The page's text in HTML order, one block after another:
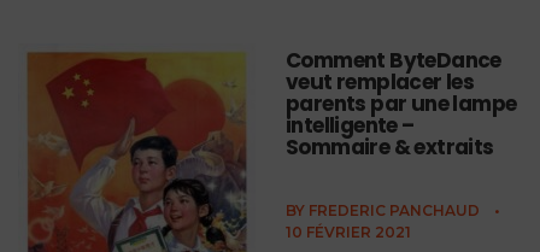
Comment ByteDance
veut remplacer les
parents par une lampe
intelligente –
Sommaire & extraits
BY FREDERIC PANCHAUD
•
10 FÉVRIER 2021